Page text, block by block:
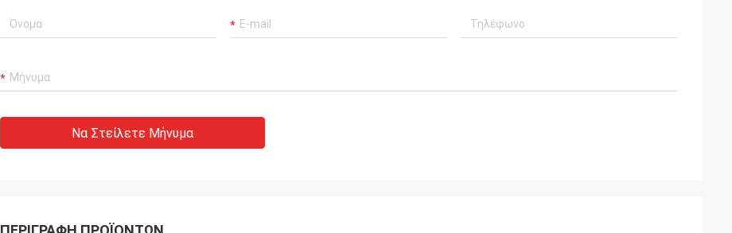
Να Στείλετε Μήνυμα